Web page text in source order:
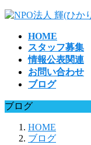
コ
キ
ッ
ナ
に
移
HOME
スタッフ募集
情報公表関連
お問い合わせ
ブログ
ブログ
HOME
ブログ